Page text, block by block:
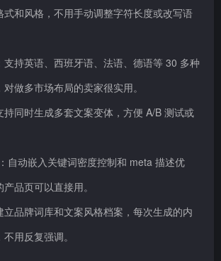
式和风格，不用手动调整字符长度或改写语
支持英语、西班牙语、法语、德语等 30 多种
做多市场布局的卖家很实用。
持同时生成多套文案变体，方便 A/B 测试或
自动嵌入关键词密度控制和 meta 描述优
品页可以直接用。
品牌词库和文案风格档案，每次生成的内
用反复强调。